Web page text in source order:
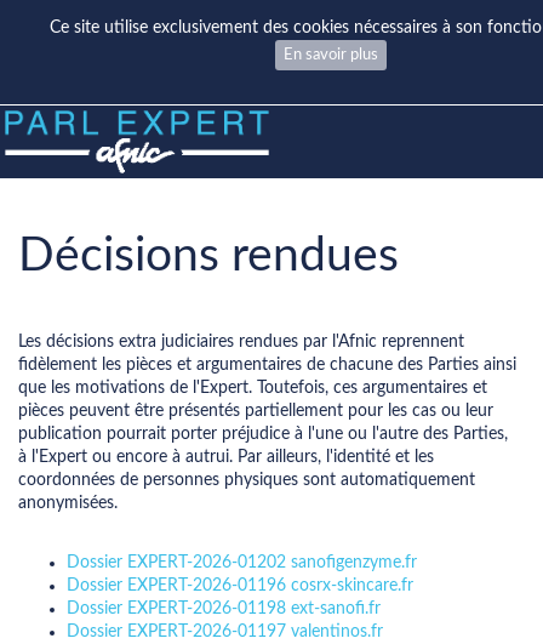
Ce site utilise exclusivement des cookies nécessaires à son
En savoir plus
Décisions rendues
Les décisions extra judiciaires rendues par l'Afnic reprennent
fidèlement les pièces et argumentaires de chacune des Parties ainsi
que les motivations de l'Expert. Toutefois, ces argumentaires et
pièces peuvent être présentés partiellement pour les cas ou leur
publication pourrait porter préjudice à l'une ou l'autre des Parties,
à l'Expert ou encore à autrui. Par ailleurs, l'identité et les
coordonnées de personnes physiques sont automatiquement
anonymisées.
Dossier EXPERT-2026-01202 sanofigenzyme.fr
Dossier EXPERT-2026-01196 cosrx-skincare.fr
Dossier EXPERT-2026-01198 ext-sanofi.fr
Dossier EXPERT-2026-01197 valentinos.fr